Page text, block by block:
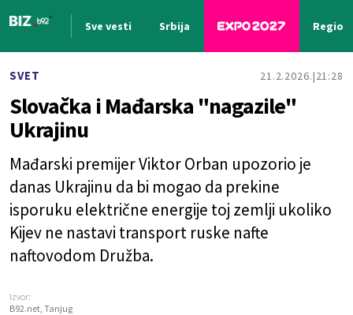
Sve vesti Srbija Region
SVET 21.2.2026. 21:28
Slovačka i Mađarska "nagazile"
Ukrajinu
Mađarski premijer Viktor Orban upozorio je
danas Ukrajinu da bi mogao da prekine
isporuku električne energije toj zemlji ukoliko
Kijev ne nastavi transport ruske nafte
naftovodom Družba.
Izvor:
B92.net, Tanjug